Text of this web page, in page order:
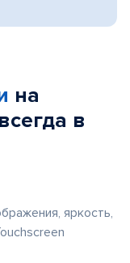
на
всегда в
яркость,